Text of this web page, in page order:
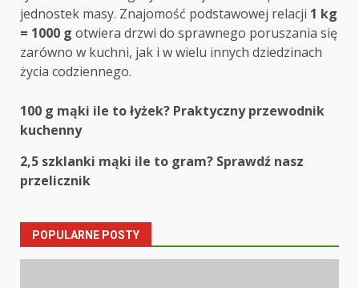
jednostek masy. Znajomość podstawowej relacji 1 kg
= 1000 g otwiera drzwi do sprawnego poruszania się
zarówno w kuchni, jak i w wielu innych dziedzinach
życia codziennego.
Post
navigation
100 g mąki ile to łyżek? Praktyczny przewodnik
kuchenny
2,5 szklanki mąki ile to gram? Sprawdź nasz
przelicznik
POPULARNE POSTY